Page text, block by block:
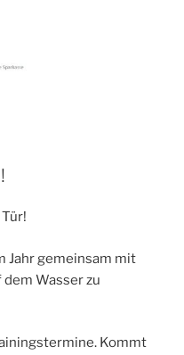
Jahr gemeinsam mit
Wasser zu
Kommt